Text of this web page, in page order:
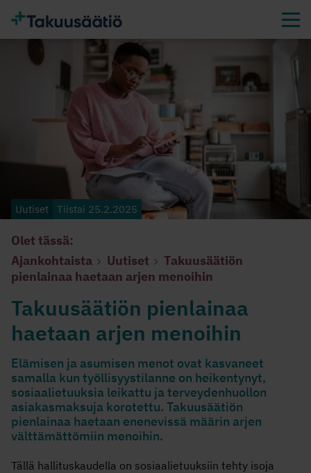
Uutiset Tiistai 25.2.2025
Olet tässä:
Ajankohtaista
Uutiset
Takuusäätiön
pienlainaa haetaan arjen menoihin
Takuusäätiön pienlainaa
haetaan arjen menoihin
Elämisen ja asumisen menot ovat kasvaneet
samalla kun työllisyystilanne on heikentynyt,
sosiaalietuuksia leikattu ja terveydenhuollon
asiakasmaksuja korotettu. Takuusäätiön
pienlainaa haetaan enenevissä määrin arjen
välttämättömiin menoihin.
Tällä hallituskaudella on sosiaalietuuksiin tehty isoja